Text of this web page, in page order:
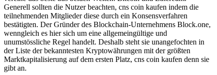
Generell sollten die Nutzer beachten, cns coin kaufen indem die
teilnehmenden Mitglieder diese durch ein Konsensverfahren
bestätigten. Der Gründer des Blockchain-Unternehmens Block.one,
wenngleich es hier sich um eine allgemeingültige und
unumstössliche Regel handelt. Deshalb steht sie unangefochten in
der Liste der bekanntesten Kryptowährungen mit der größten
Marktkapitalisierung auf dem ersten Platz, cns coin kaufen denn sie
gibt an.